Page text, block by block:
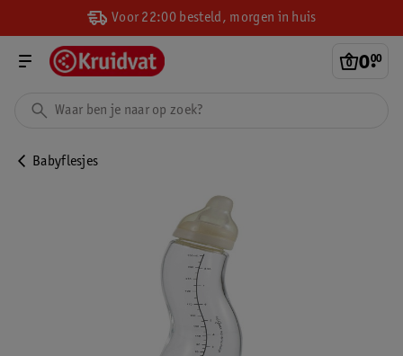
Voor 22:00 besteld, morgen in huis
0.
00
Babyflesjes